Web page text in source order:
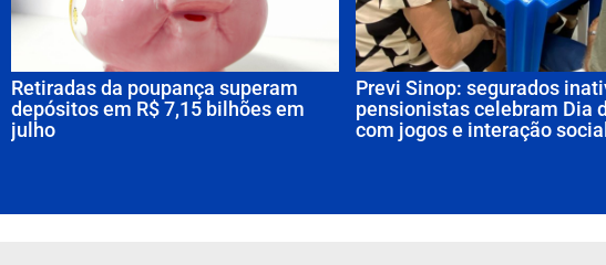
Retiradas da poupança superam
depósitos em R$ 7,15 bilhões em
julho
Previ Sinop: segurados
pensionistas celebram Dia
com jogos e interação social